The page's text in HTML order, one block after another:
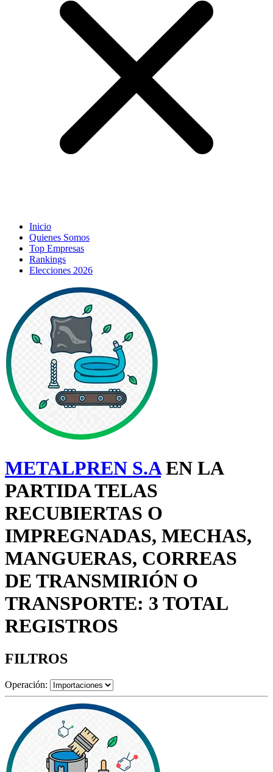
Inicio
Quienes Somos
Top Empresas
Rankings
Elecciones 2026
METALPREN S.AEN LA
PARTIDA TELAS
RECUBIERTAS O
IMPREGNADAS, MECHAS,
MANGUERAS, CORREAS
DE TRANSMIRIÓN O
TRANSPORTE: 3 TOTAL
REGISTROS
FILTROS
Operación: